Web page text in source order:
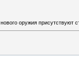
оружия присутствуют